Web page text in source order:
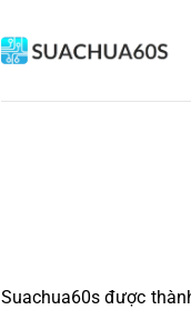
Suachua60s được